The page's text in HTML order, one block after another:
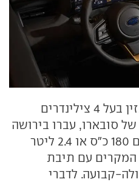
מנועי הבנזין בעל 4 צילינדרים
סובארו, עברו בירושה
מהדגם היוצא, 2.5 ליטר עם 180 כ"ס או 2.4 ליטר
בשני המקרים עם תיבת
קבועה. לדברי